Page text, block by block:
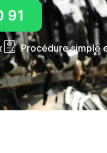
91
Procédure simple